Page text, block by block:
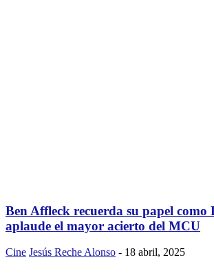
Ben Affleck recuerda su papel como
aplaude el mayor acierto del MCU
Cine Jesús Reche Alonso - 18 abril, 2025